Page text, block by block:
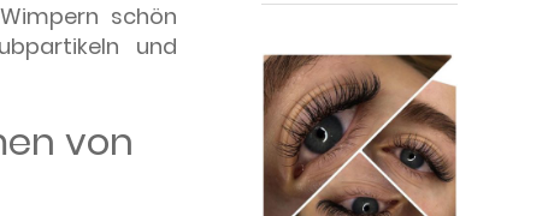
schön
und
von